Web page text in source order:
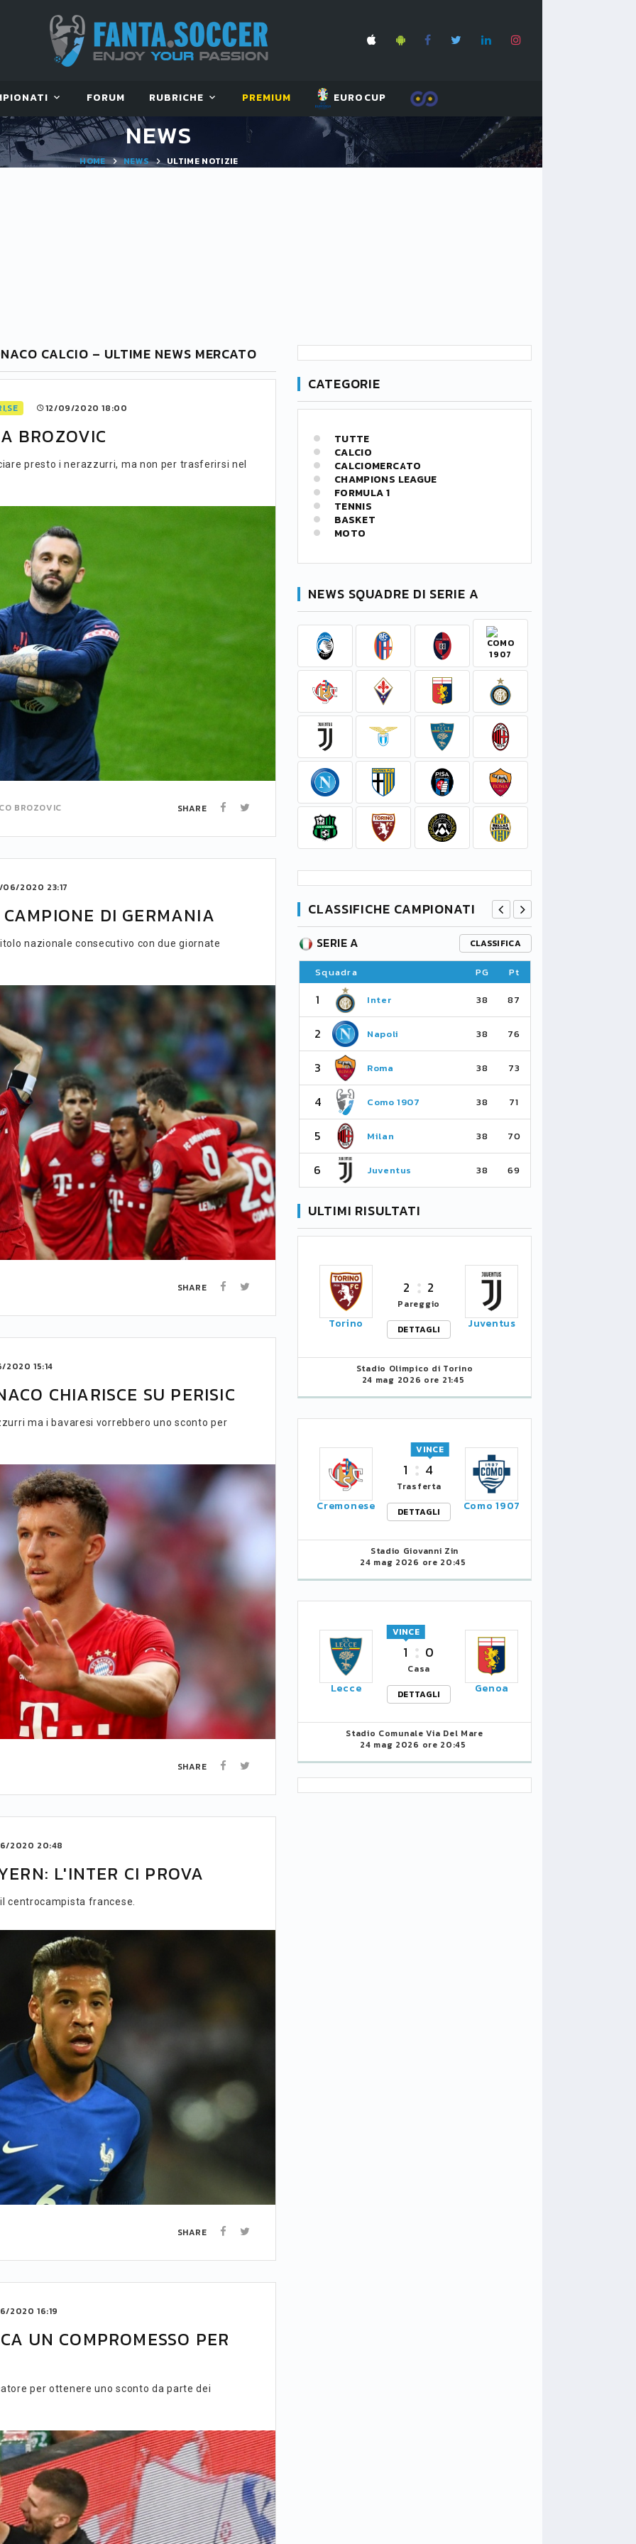
FORUM RUBRICHE PREMIUM EUROCUP
NEWS
HOME NEWS ULTIME NOTIZIE
CALCIO – ULTIME NEWS MERCATO
12/09/2020 18:00
BROZOVIC
presto i nerazzurri, ma non per trasferirsi nel
BROZOVIC SHARE
06/2020 23:17
DI GERMANIA
nazionale consecutivo con due giornate
SHARE
2020 15:14
CHIARISCE SU PERISIC
ma i bavaresi vorrebbero uno sconto per
SHARE
2020 20:48
L'INTER CI PROVA
centrocampista francese.
SHARE
2020 16:19
UN COMPROMESSO PER
per ottenere uno sconto da parte dei
CATEGORIE
TUTTE
CALCIO
CALCIOMERCATO
CHAMPIONS LEAGUE
FORMULA 1
TENNIS
BASKET
MOTO
NEWS SQUADRE DI SERIE A
CLASSIFICHE CAMPIONATI
53
SERIE B CLASSIFICA
Como 1907 38
3 Venezia 38
4 Cremonese 38
5 Catanzaro 38 60
6 Palermo 38 56
SERIE A CLASSIFICA
Squadra PG Pt
1 Inter 38 87
2 Napoli 38 76
3 Roma 38 73
4 Como 1907 38 71
5 Milan 38 70
6 Juventus 38 69
ULTIMI RISULTATI
Torino
2 2
Pareggio
DETTAGLI
Juventus
Stadio Olimpico di Torino
24 mag 2026 ore 21:45
Cremonese
1 4
VINCE
Trasferta
DETTAGLI
Como 1907
Stadio Giovanni Zin
24 mag 2026 ore 20:45
Lecce
1
VINCE
0
Casa
DETTAGLI
Genoa
Stadio Comunale Via Del Mare
24 mag 2026 ore 20:45